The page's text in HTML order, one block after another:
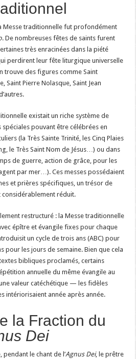
Messe traditionnelle fut profondément
. De nombreuses fêtes de saints furent
très enracinées dans la piété
perdirent leur fête liturgique universelle
trouve des figures comme Saint
Saint Pierre Nolasque, Saint Jean
existait un riche système de
spéciales pouvant être célébrées en
(la Très Sainte Trinité, les Cinq Plaies
le Très Saint Nom de Jésus…) ou dans
de guerre, action de grâce, pour les
par mer…). Ces messes possédaient
et prières spécifiques, un trésor de
réduit.
restructuré : la Messe traditionnelle
épître et évangile fixes pour chaque
un cycle de trois ans (ABC) pour
pour les jours de semaine. Bien que cela
bibliques proclamés, certains
annuelle du même évangile au
valeur catéchétique — les fidèles
intériorisaient année après année.
la Fraction du
Dei
le chant de l’Agnus Dei, le prêtre